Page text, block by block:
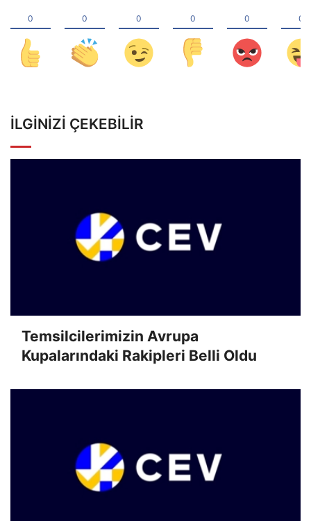
İLGINIZI ÇEKEBILIR
Temsilcilerimizin Avrupa
Kupalarındaki Rakipleri Belli Oldu